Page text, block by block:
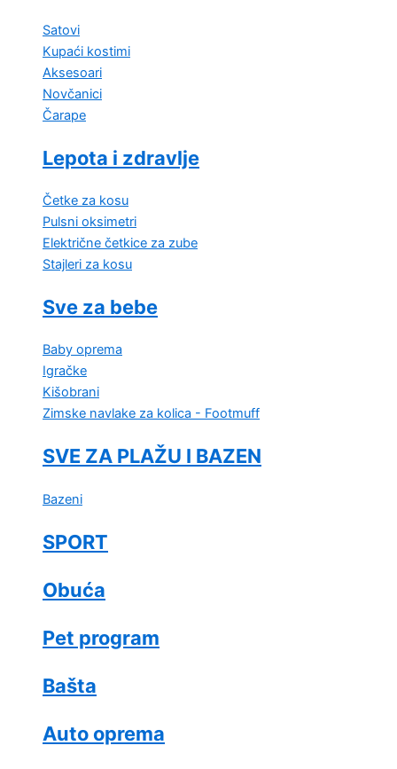
Satovi
Kupaći kostimi
Aksesoari
Novčanici
Čarape
Lepota i zdravlje
Četke za kosu
Pulsni oksimetri
Električne četkice za zube
Stajleri za kosu
Sve za bebe
Baby oprema
Igračke
Kišobrani
Zimske navlake za kolica - Footmuff
SVE ZA PLAŽU I BAZEN
Bazeni
SPORT
Obuća
Pet program
Bašta
Auto oprema